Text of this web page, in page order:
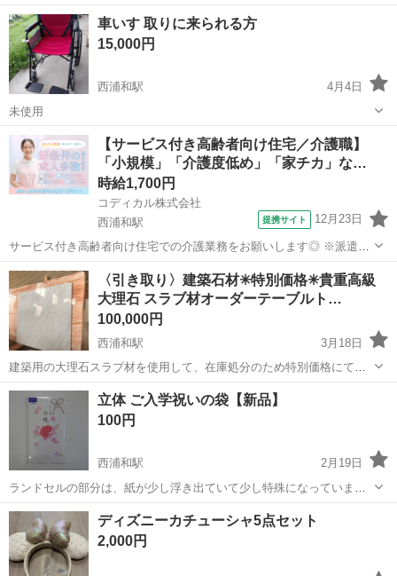
バンにも積載可能です。
埼玉 さいたま市 西浦和駅 その他
車いす 取りに来られる方
15,000円
西浦和駅
4月4日
未使用
埼玉 さいたま市 西浦和駅 その他 車いす
【サービス付き高齢者向け住宅／介護職】
「小規模」「介護度低め」「家チカ」な
ど……
時給1,700円
コディカル株式会社
西浦和駅
提携サイト 12月23日
サービス付き高齢者向け住宅での介護業務をお願いします◎ ※派遣先
によって業務内容の詳細は異なります。 【業務内容の一例】 ■食事介
助 ■入浴介助 ■排せつ介助 ■生活援助 ■レクリエーション ■介護記録作
成 等 「聞いて...
埼玉 さいたま市 西浦和駅 介護
〈引き取り〉建築石材✳︎特別価格✳︎貴重高級
大理石 スラブ材オーダーテーブルト…
100,000円
西浦和駅
3月18日
建築用の大理石スラブ材を使用して、在庫処分のため特別価格にてお
譲りいたします。 1枚板のスラブ材からご希望のサイズでテーブルト
ップを加工します。 材料＋オーダー加工費込み 価格：100,000円(1枚)
※トラッ...
埼玉 さいたま市 西浦和駅 その他 石材
立体 ご入学祝いの袋【新品】
100円
西浦和駅
2月19日
ランドセルの部分は、紙が少し浮き出ていて少し特殊になっていま
す。 ダブって購入してしまったので、出品致します。 新品・未開封で
す。 個人宅での保管の為、ご了承下さい。 禁煙者・ペット居ません。
ノークレーム・ノーリタ...
埼玉 さいたま市 西浦和駅 新品
ディズニーカチューシャ5点セット
2,000円